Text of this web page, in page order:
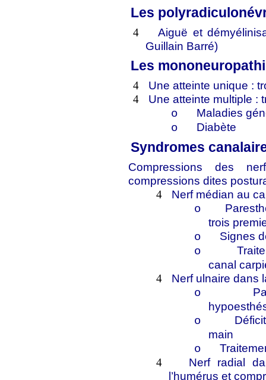
Les
4
Aiguë et
Guillain Barré)
Les
4 Une atteinte unique :
4
Une atteinte multiple :
o
Maladies
o
Diabète
Syndromes
Compressions des
compressions dites
4
Nerf médian au
o
trois
o
Signes
o
canal
4
Nerf ulnaire dans
o
o
main
o
4
Nerf radial
l’humérus et